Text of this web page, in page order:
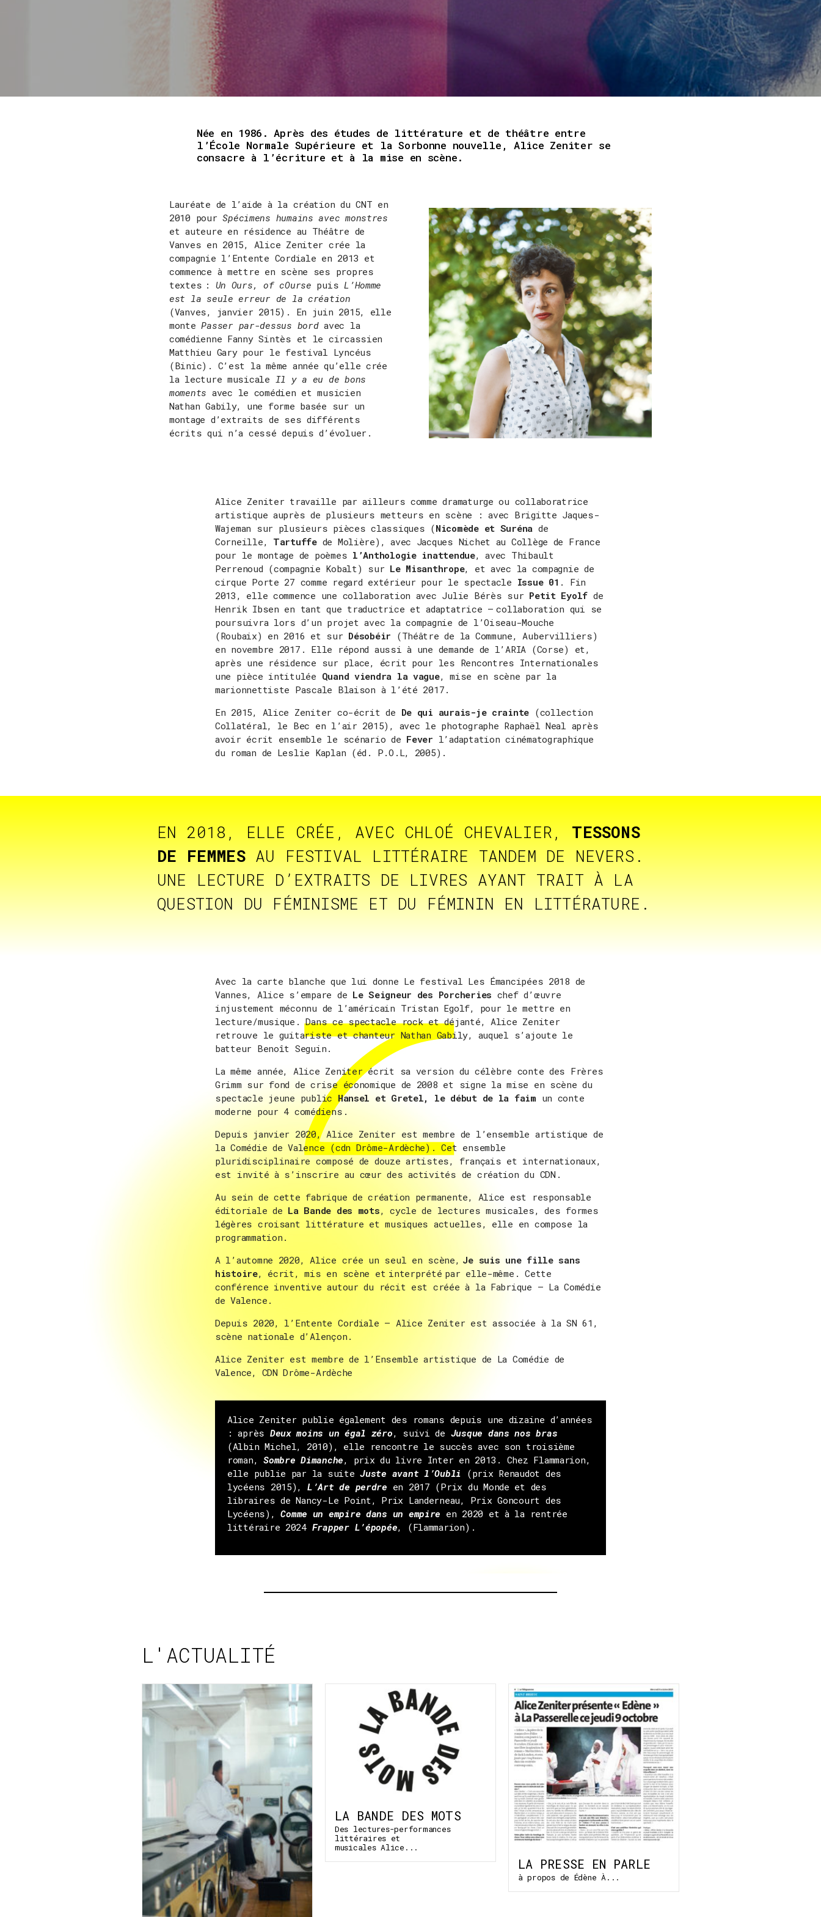
Née en 1986. Après des études de littérature et de théâtre entre
l’École Normale Supérieure et la Sorbonne nouvelle, Alice Zeniter se
consacre à l’écriture et à la mise en scène.
Lauréate de l’aide à la création du CNT en
2010 pourSpécimens humains avec monstres
et auteure en résidence au Théâtre de
Vanves en 2015, Alice Zeniter crée la
compagnie l’Entente Cordiale en 2013 et
commence à mettre en scène ses propres
textes : Un Ours, of cOurse puisL’Homme
est la seule erreur de la création
(Vanves, janvier 2015). En juin 2015, elle
montePasser par-dessus bordavec la
comédienne Fanny Sintès et le circassien
Matthieu Gary pour le festival Lyncéus
(Binic). C’est la même année qu’elle crée
la lecture musicale Il y a eu de bons
moments avec le comédien et musicien
Nathan Gabily, une forme basée sur un
montage d’extraits de ses différents
écrits qui n’a cessé depuis d’évoluer.
Alice Zeniter travaille par ailleurs comme dramaturge ou collaboratrice
artistique auprès de plusieurs metteurs en scène : avec Brigitte Jaques-
Wajeman sur plusieurs pièces classiques (Nicomède et Suréna de
Corneille, Tartuffede Molière), avec Jacques Nichet au Collège de France
pour le montage de poèmes l’Anthologie inattendue, avec Thibault
Perrenoud (compagnie Kobalt) sur Le Misanthrope, et avec la compagnie de
cirque Porte 27 comme regard extérieur pour le spectacle Issue 01 . Fin
2013, elle commence une collaboration avec Julie Bérès sur Petit Eyolf de
Henrik Ibsen en tant que traductrice et adaptatrice – collaboration qui se
poursuivra lors d’un projet avec la compagnie de l’Oiseau-Mouche
(Roubaix) en 2016 et sur Désobéir (Théâtre de la Commune, Aubervilliers)
en novembre 2017. Elle répond aussi à une demande de l’ARIA (Corse) et,
après une résidence sur place, écrit pour les Rencontres Internationales
une pièce intitulée Quand viendra la vague, mise en scène par la
marionnettiste Pascale Blaison à l’été 2017.
En 2015, Alice Zeniter co-écrit de De qui aurais-je crainte (collection
Collatéral, le Bec en l’air 2015), avec le photographe Raphaël Neal après
avoir écrit ensemble le scénario de Fever l’adaptation cinématographique
du roman de Leslie Kaplan (éd. P.O.L, 2005).
EN 2018, ELLE CRÉE, AVEC CHLOÉ CHEVALIER, TESSONS
DE FEMMESAU FESTIVAL LITTÉRAIRE TANDEM DE NEVERS.
UNE LECTURE D’EXTRAITS DE LIVRES AYANT TRAIT À LA
QUESTION DU FÉMINISME ET DU FÉMININ EN LITTÉRATURE.
Avec la carte blanche que lui donne Le festival Les Émancipées 2018 de
Vannes, Alice s’empare de Le Seigneur des Porcheries chef d’œuvre
injustement méconnu de l’américain Tristan Egolf, pour le mettre en
lecture/musique. Dans ce spectacle rock et déjanté, Alice Zeniter
retrouve le guitariste et chanteur Nathan Gabily, auquel s’ajoute le
batteur Benoît Seguin.
La même année, Alice Zeniter écrit sa version du célèbre conte des Frères
Grimm sur fond de crise économique de 2008 et signe la mise en scène du
spectacle jeune public Hansel et Gretel, le début de la faim un conte
moderne pour 4 comédiens.
Depuis janvier 2020, Alice Zeniter est membre de l’ensemble artistique de
la Comédie de Valence (cdn Drôme-Ardèche). Cet ensemble
pluridisciplinaire composé de douze artistes, français et internationaux,
est invité à s’inscrire au cœur des activités de création du CDN.
Au sein de cette fabrique de création permanente, Alice est responsable
éditoriale de La Bande des mots, cycle de lectures musicales, des formes
légères croisant littérature et musiques actuelles, elle en compose la
programmation.
A l’automne 2020, Alice crée un seul en scène, Je suis une fille sans
histoire, écrit, mis en scène et interprété par elle-même. Cette
conférence inventive autour du récit est créée à la Fabrique – La Comédie
de Valence.
Depuis 2020, l’Entente Cordiale – Alice Zeniter est associée à la SN 61,
scène nationale d’Alençon.
Alice Zeniter est membre de l’Ensemble artistique de La Comédie de
Valence, CDN Drôme-Ardèche
Alice Zeniter publie également des romans depuis une dizaine d’années
: après Deux moins un égal zéro, suivi de Jusque dans nos bras
(Albin Michel, 2010), elle rencontre le succès avec son troisième
roman,Sombre Dimanche, prix du livre Inter en 2013. Chez Flammarion,
elle publie par la suiteJuste avant l’Oubli (prix Renaudot des
lycéens 2015), L’Art de perdre en 2017 (Prix du Monde et des
libraires de Nancy-Le Point, Prix Landerneau, Prix Goncourt des
Lycéens),Comme un empire dans un empire en 2020 et à la rentrée
littéraire 2024 Frapper L’épopée, (Flammarion).
L'ACTUALITÉ
LA BANDE DES MOTS
Des lectures-performances
littéraires et
musicales Alice...
LA PRESSE EN PARLE
à propos de Édène À...